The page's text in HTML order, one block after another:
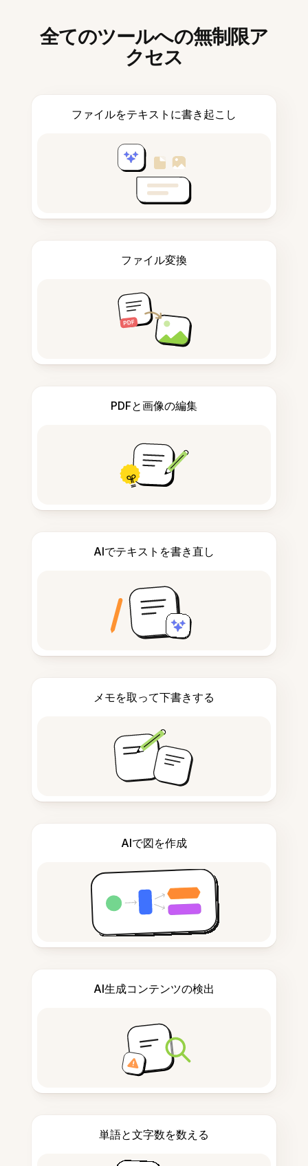
全てのツールへの無制限ア
クセス
ファイルをテキストに書き起こし
ファイル変換
PDFと画像の編集
AIでテキストを書き直し
メモを取って下書きする
AIで図を作成
AI生成コンテンツの検出
単語と文字数を数える